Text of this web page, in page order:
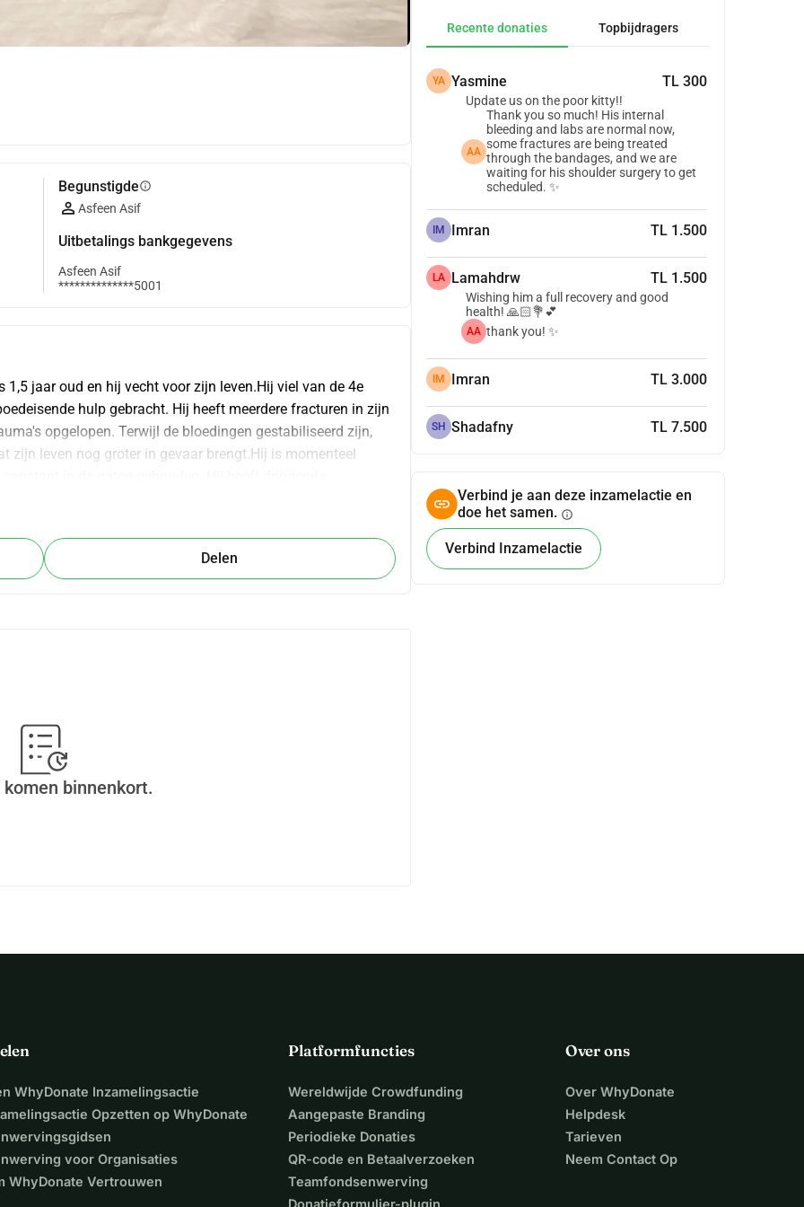
Begunstigdeinfo
Asfeen Asif
Uitbetalings bankgegevens
Asfeen Asif
**************5001
1,5 jaar oud en hij vecht voor zijn leven.Hij viel van de 4e
hulp gebracht. Hij heeft meerdere fracturen in zijn
opgelopen. Terwijl de bloedingen gestabiliseerd zijn,
zijn leven nog groter in gevaar brengt.Hij is momenteel
en voortdurende intensieve zorg nodig. Zonder
ziekenhuisopname & IC-zorg 🩸 Behandeling voor interne
scans & fractuuroperatie Pijnbestrijding &
Delen
komen binnenkort.
Recente donaties Topbijdragers
YA Yasmine TL 300
Update us on the poor kitty!!
AA
Thank you so much! His internal
bleeding and labs are normal now,
some fractures are being treated
through the bandages, and we are
waiting for his shoulder surgery to get
scheduled. ✨
IM Imran TL 1.500
LA Lamahdrw TL 1.500
Wishing him a full recovery and good
health! 🙏🏻💐💕
AA thank you! ✨
IM Imran TL 3.000
SH Shadafny TL 7.500
Verbind je aan deze inzamelactie en
doe het samen. info
Verbind Inzamelactie
WhyDonate Inzamelingsactie
Opzetten op WhyDonate
voor Organisaties
WhyDonate Vertrouwen
Platformfuncties
Wereldwijde Crowdfunding
Aangepaste Branding
Periodieke Donaties
QR-code en Betaalverzoeken
Teamfondsenwerving
Over ons
Over WhyDonate
Helpdesk
Tarieven
Neem Contact Op